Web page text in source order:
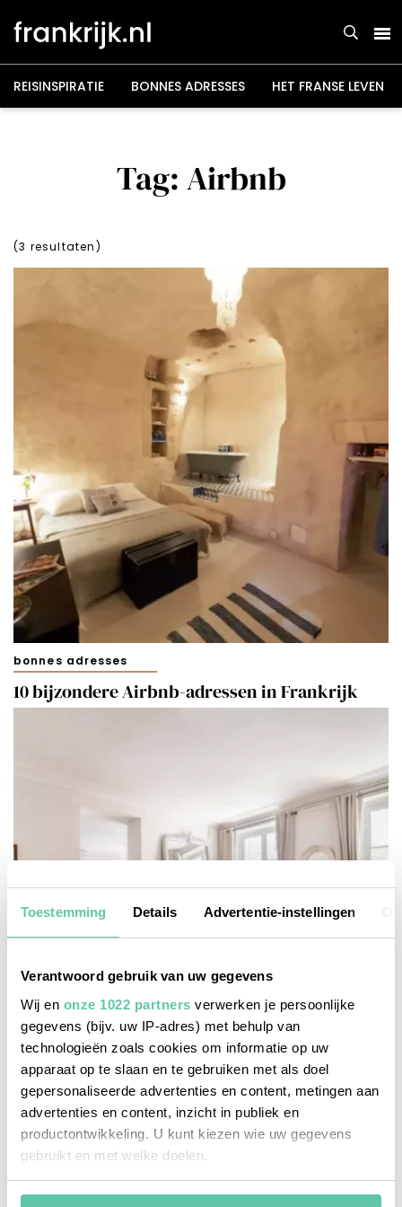
Toestemming Details Advertentie-instellingen
Verantwoord gebruik van uw gegevens
Wij en onze 1022 partners verwerken je persoonlijke
gegevens (bijv. uw IP-adres) met behulp van
technologieën zoals cookies om informatie op uw
apparaat op te slaan en te gebruiken met als doel
gepersonaliseerde advertenties en content, metingen aan
advertenties en content, inzicht in publiek en
productontwikkeling. U kunt kiezen wie uw gegevens
gebruikt en met welke doelen.
Als u het toestaat, willen we ook graag:
naar
inhoud
REISINSPIRATIE BONNES ADRESSES HET FRANSE LEVEN
Tag: Airbnb
(3 resultaten)
bonnes adresses
10 bijzondere Airbnb-adressen in Frankrijk
bonnes adresses
11 gave Airbnb-appartementen in Parijs